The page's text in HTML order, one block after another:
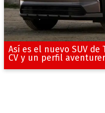
Así es el nuevo SUV de
CV y un perfil